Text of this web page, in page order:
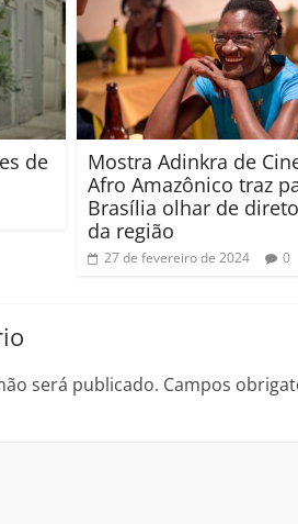
de
Mostra Adinkra de
Afro Amazônico traz
Brasília olhar de
da região
27 de fevereiro de 2024 0
será publicado. Campos